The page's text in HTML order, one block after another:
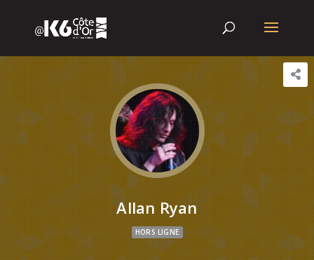
Allan Ryan
HORS LIGNE